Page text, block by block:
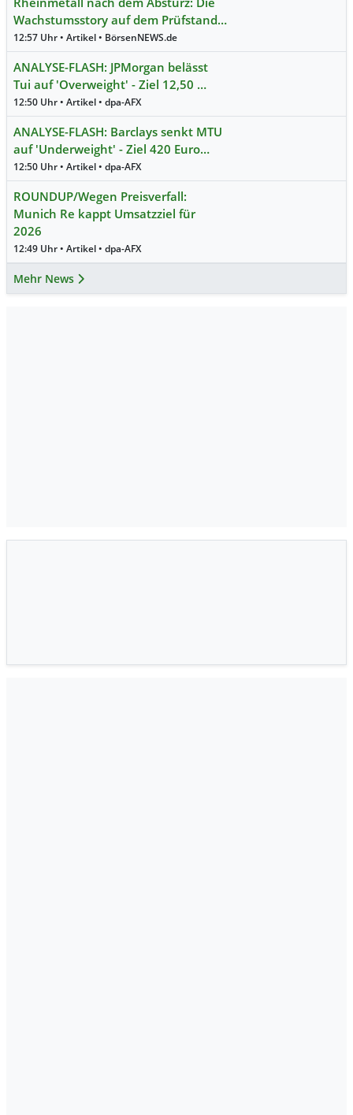
Wachstumsstory auf dem Prüfstand…
12:57 Uhr • Artikel • BörsenNEWS.de
ANALYSE-FLASH: JPMorgan belässt
Tui auf 'Overweight' - Ziel 12,50 …
12:50 Uhr • Artikel • dpa-AFX
ANALYSE-FLASH: Barclays senkt MTU
auf 'Underweight' - Ziel 420 Euro…
12:50 Uhr • Artikel • dpa-AFX
ROUNDUP/Wegen Preisverfall:
Munich Re kappt Umsatzziel für
2026
12:49 Uhr • Artikel • dpa-AFX
Mehr News